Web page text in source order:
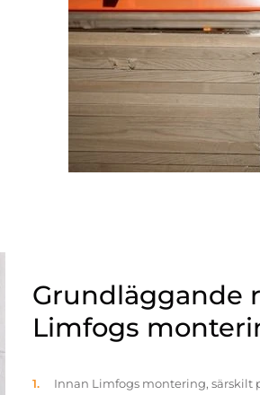
Grundläggande
Limfogs
Innan Limfogs montering, särskilt